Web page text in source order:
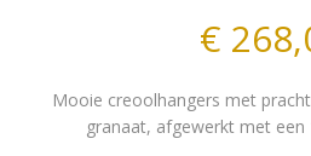
€
Mooie creoolhangers met
granaat, afgewerkt met